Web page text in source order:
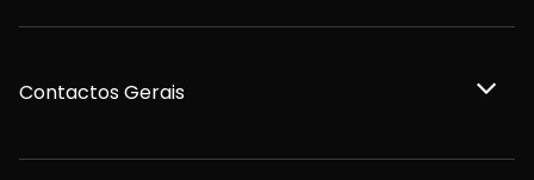
Contactos Gerais